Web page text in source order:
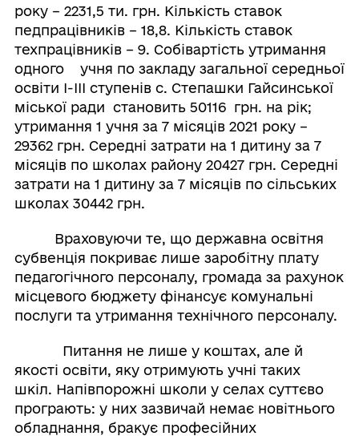
року – 2231,5 ти. грн. Кількість ставок
педпрацівників – 18,8. Кількість ставок
техпрацівників – 9. Собівартість утримання
одного учня по закладу загальної середньої
освіти І-ІІІ ступенів с. Степашки Гайсинської
міської ради становить 50116 грн. на рік;
утримання 1 учня за 7 місяців 2021 року –
29362 грн. Середні затрати на 1 дитину за 7
місяців по школах району 20427 грн. Середні
затрати на 1 дитину за 7 місяців по сільських
школах 30442 грн.
Враховуючи те, що державна освітня
субвенція покриває лише заробітну плату
педагогічного персоналу, громада за рахунок
місцевого бюджету фінансує комунальні
послуги та утримання технічного персоналу.
Питання не лише у коштах, але й
якості освіти, яку отримують учні таких
шкіл. Напівпорожні школи у селах суттєво
програють: у них зазвичай немає новітнього
обладнання, бракує професійних